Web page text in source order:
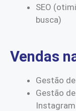
SEO
busca)
Vendas
Gestão
Gestão